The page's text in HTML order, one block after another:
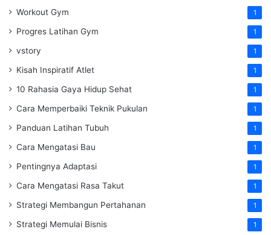
Workout Gym 1
Progres Latihan Gym 1
vstory 1
Kisah Inspiratif Atlet 1
10 Rahasia Gaya Hidup Sehat 1
Cara Memperbaiki Teknik Pukulan 1
Panduan Latihan Tubuh 1
Cara Mengatasi Bau 1
Pentingnya Adaptasi 1
Cara Mengatasi Rasa Takut 1
Strategi Membangun Pertahanan 1
Strategi Memulai Bisnis 1